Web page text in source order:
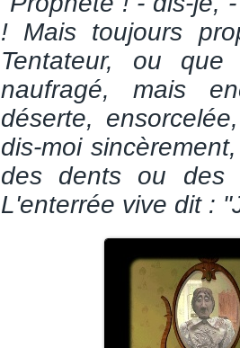
! Mais toujours
Tentateur, ou
naufragé, mais
déserte,
dis-moi
des dents ou
L'enterrée vive dit :